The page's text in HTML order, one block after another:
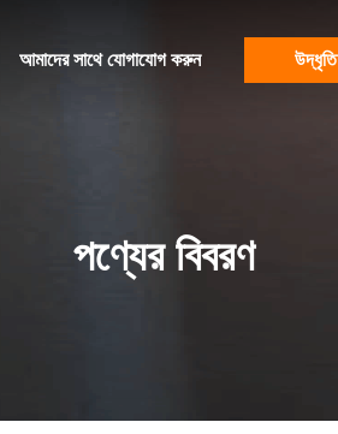
আমাদের সাথে যোগাযোগ করুন উদ্ধৃতি
পণ্যের বিবরণ